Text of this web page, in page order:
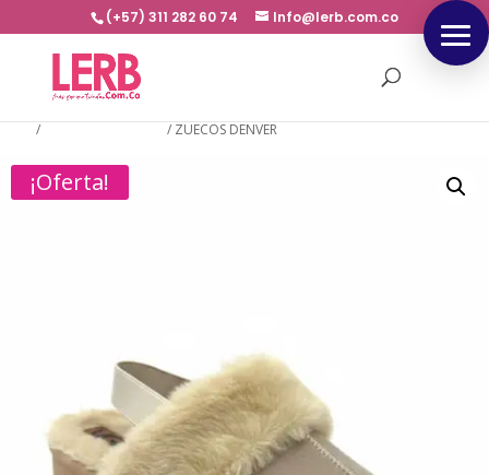
(+57) 311 282 60 74 Info@lerb.com.co
/ / ZUECOS DENVER
¡Oferta!